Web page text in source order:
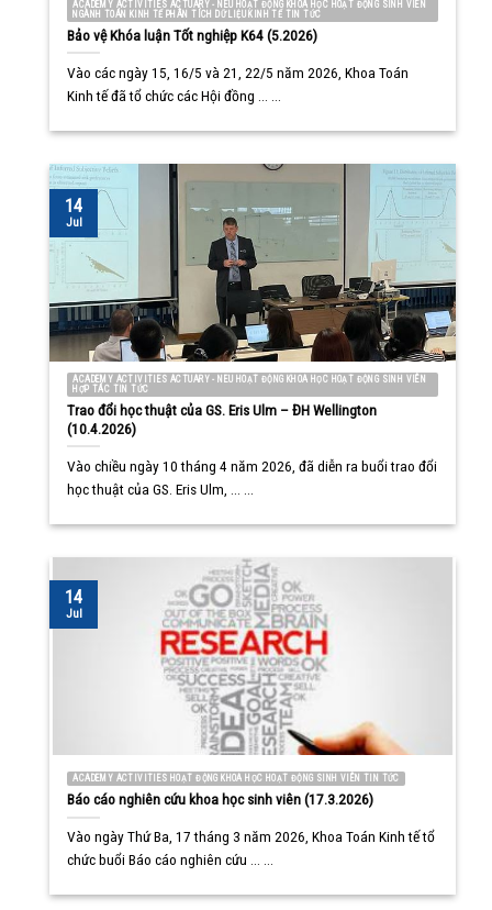
ACADEMY ACTIVITIES ACTUARY - NEU HOẠT ĐỘNG KHOA HỌC HOẠT ĐỘNG SINH VIÊN
NGÀNH TOÁN KINH TẾ PHÂN TÍCH DỮ LIỆU KINH TẾ TIN TỨC
Bảo vệ Khóa luận Tốt nghiệp K64 (5.2026)
Vào các ngày 15, 16/5 và 21, 22/5 năm 2026, Khoa Toán
Kinh tế đã tổ chức các Hội đồng ... ...
ACADEMY ACTIVITIES ACTUARY - NEU HOẠT ĐỘNG KHOA HỌC HOẠT ĐỘNG SINH VIÊN
HỢP TÁC TIN TỨC
Trao đổi học thuật của GS. Eris Ulm – ĐH Wellington
(10.4.2026)
Vào chiều ngày 10 tháng 4 năm 2026, đã diễn ra buổi trao đổi
học thuật của GS. Eris Ulm, ... ...
14
Jul
ACADEMY ACTIVITIES HOẠT ĐỘNG KHOA HỌC HOẠT ĐỘNG SINH VIÊN TIN TỨC
Báo cáo nghiên cứu khoa học sinh viên (17.3.2026)
Vào ngày Thứ Ba, 17 tháng 3 năm 2026, Khoa Toán Kinh tế tổ
chức buổi Báo cáo nghiên cứu ... ...
14
Jul